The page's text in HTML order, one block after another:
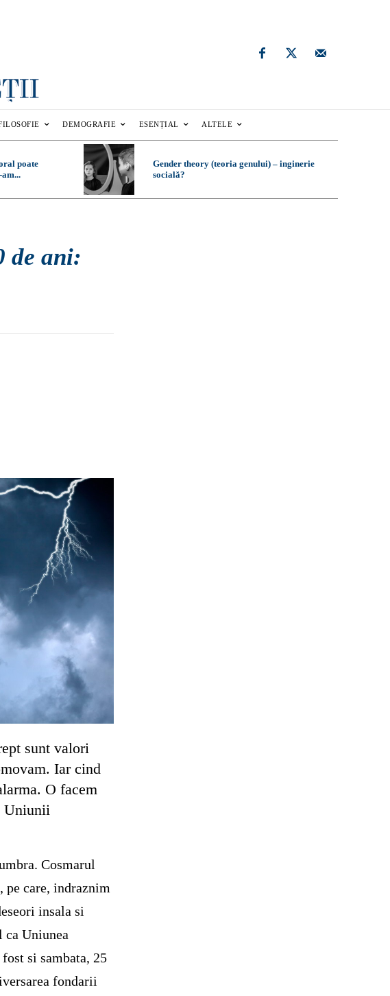
DEMOGRAFIE ESENȚIAL ALTELE
poate
Gender theory (teoria genului) – inginerie
socială?
de ani:
sunt valori
Iar cind
O facem
Uniunii
Cosmarul
pe care, indraznim
insala si
ca Uniunea
si sambata, 25
fondarii